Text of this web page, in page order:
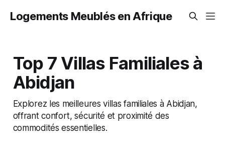
Logements Meublés en Afrique
Top 7 Villas Familiales à
Abidjan
Explorez les meilleures villas familiales à Abidjan,
offrant confort, sécurité et proximité des
commodités essentielles.